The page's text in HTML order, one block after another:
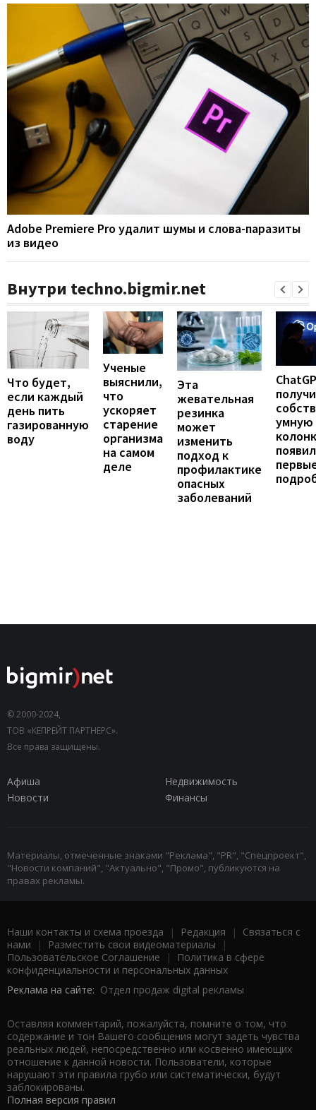
Adobe Premiere Pro удалит шумы и слова-паразиты
из видео
Внутри techno.bigmir.net
Что будет,
если каждый
день пить
газированную
воду
Ученые
выяснили,
что
ускоряет
старение
организма
на самом
деле
Эта
жевательная
резинка
может
изменить
подход к
профилактике
опасных
заболеваний
умную
© 2000-2024,
ТОВ «КЕПРЕЙТ ПАРТНЕРС».
Все права защищены.
Афиша
Недвижимость
Новости
Финансы
Материалы, отмеченные знаками "Реклама", "PR", "Спецпроект",
"Новости компаний", "Актуально", "Промо", публикуются на
правах рекламы.
Наши контакты и схема проезда | Редакция | Связаться с
нами | Разместить свои видеоматериалы |
Пользовательское Соглашение |
Политика в сфере
конфиденциальности и персональных данных
Реклама на сайте: Отдел продаж digital рекламы
Оставляя комментарий, пожалуйста, помните о том, что
содержание и тон Вашего сообщения могут задеть чувства
реальных людей, непосредственно или косвенно имеющих
отношение к данной новости. Пользователи, которые
нарушают эти правила грубо или систематически, будут
заблокированы.
Полная версия правил